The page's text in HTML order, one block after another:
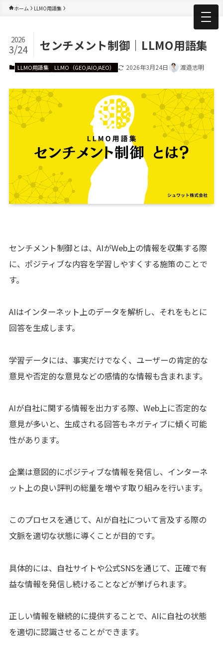
ホーム LLMO用語集
センチメント制御｜LLMO用語集
2026
3/24
LLMO用語集 LLMO（GEO/AIO/AEO） 2026年3月24日 渡邉志明
センチメント制御とは、AIがWeb上の情報を収集する際
に、ポジティブな内容を学習しやすくする施策のことで
す。
AIはインターネット上のデータを解析し、それをもとに
回答を生成します。
学習データには、事実だけでなく、ユーザーの肯定的な
意見や否定的な意見などの感情的な情報も含まれます。
AIが自社に関する情報を出力する際、Web上に否定的な
意見が多いと、生成される回答もネガティブに傾く可能
性があります。
企業は意図的にポジティブな情報を発信し、インターネ
ット上の良い評判の総量を増やす取り組みを行います。
このプロセスを通じて、AIが自社について言及する際の
文脈を適切な状態に導くことが目的です。
具体的には、自社サイトや公式SNSを通じて、正確で有
益な情報を発信し続けることなどが挙げられます。
正しい情報を継続的に提供することで、AIに自社の状態
を適切に認識させることができます。